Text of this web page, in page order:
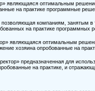
являющаяся оптимальным
на практике программные
компаниям, занятым
на практике программных
являющаяся оптимальным
хозяина опробованные на
предназначенная для
на практике, и